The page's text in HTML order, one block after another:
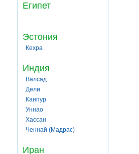
Египет
Эстония
Кехра
Индия
Валсад
Дели
Канпур
Уннао
Хассан
Ченнай (Мадрас)
Иран